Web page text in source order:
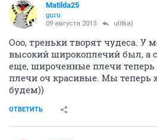
Matilda25
guru
09 августа 2013 ulitka)
Ооо, треньки творят чудеса. У
высокий широкоплечий был, а
еще, широченные плечи
плечи оч красивые. Мы теперь
будем))
ОТВЕТИТЬ